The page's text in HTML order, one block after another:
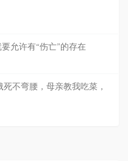
允许有“伤亡”的存在
不弯腰，母亲教我吃菜，